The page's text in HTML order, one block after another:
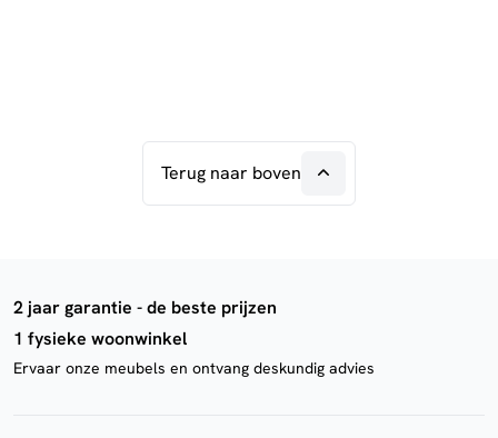
Terug naar boven
2 jaar garantie - de beste prijzen
1 fysieke woonwinkel
Ervaar onze meubels en ontvang deskundig advies